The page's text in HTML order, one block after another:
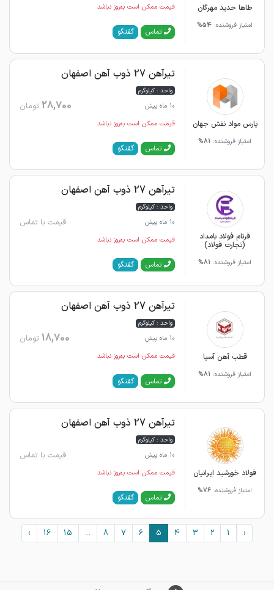
طاها حدید مهرگان
امتیاز فروشنده: 54%
قیمت ممکن است به‌روز نباشد
تماس گفتگو
پارس مواد نقش جهان
امتیاز فروشنده: 81%
تیرآهن 27 ذوب آهن اصفهان
واحد : کیلوگرم
10 ماه پیش
28,700 تومان
قیمت ممکن است به‌روز نباشد
تماس گفتگو
فرنام فولاد بامداد
(تجارت فولاد)
امتیاز فروشنده: 81%
تیرآهن 27 ذوب آهن اصفهان
واحد : کیلوگرم
10 ماه پیش
قیمت با تماس
قیمت ممکن است به‌روز نباشد
تماس گفتگو
قطب آهن آسیا
امتیاز فروشنده: 81%
تیرآهن 27 ذوب آهن اصفهان
واحد : کیلوگرم
10 ماه پیش
18,700 تومان
قیمت ممکن است به‌روز نباشد
تماس گفتگو
فولاد خورشید ایرانیان
امتیاز فروشنده: 76%
تیرآهن 27 ذوب آهن اصفهان
واحد : کیلوگرم
10 ماه پیش
قیمت با تماس
قیمت ممکن است به‌روز نباشد
تماس گفتگو
‹
1
2
3
4
5
6
7
8
...
15
16
›